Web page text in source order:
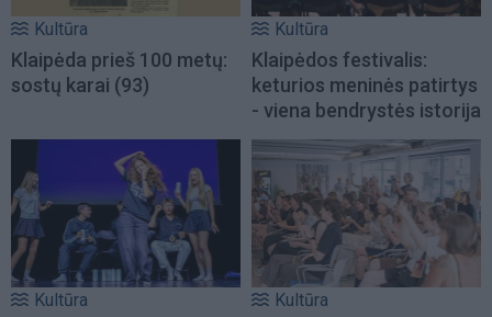
Kultūra
Klaipėda prieš 100 metų:
sostų karai (93)
Kultūra
Klaipėdos festivalis:
keturios meninės patirtys
- viena bendrystės istorija
Kultūra Kultūra